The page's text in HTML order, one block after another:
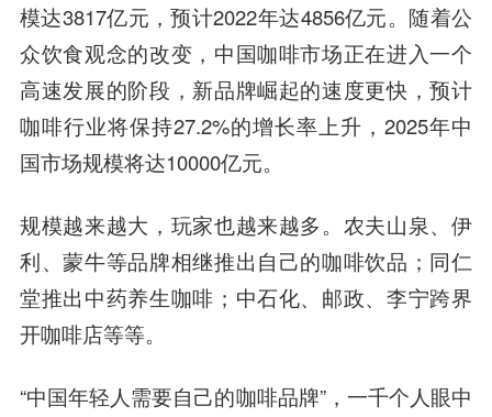
模达3817亿元，预计2022年达4856亿元。随着公
众饮食观念的改变，中国咖啡市场正在进入一个
高速发展的阶段，新品牌崛起的速度更快，预计
咖啡行业将保持27.2%的增长率上升，2025年中
国市场规模将达10000亿元。
规模越来越大，玩家也越来越多。农夫山泉、伊
利、蒙牛等品牌相继推出自己的咖啡饮品；同仁
堂推出中药养生咖啡；中石化、邮政、李宁跨界
开咖啡店等等。
“中国年轻人需要自己的咖啡品牌”，一千个人眼中